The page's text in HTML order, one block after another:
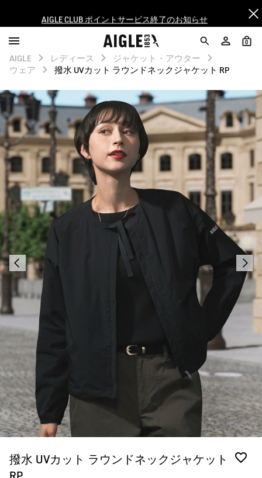
【最大50%OFF】FINAL SALEがスタート！
ログイン/会員登録で送料＆返品無料
AIGLE CLUB ポイントサービス終了のお知らせ
0
AIGLE レディース
ジャケット・アウター
ウェア
撥水 UVカット ラウンドネックジャケット RP
撥水 UVカット ラウンドネックジャケット